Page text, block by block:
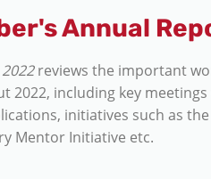
Annual
reviews the important
2022, including key
initiatives such as
Mentor Initiative etc.